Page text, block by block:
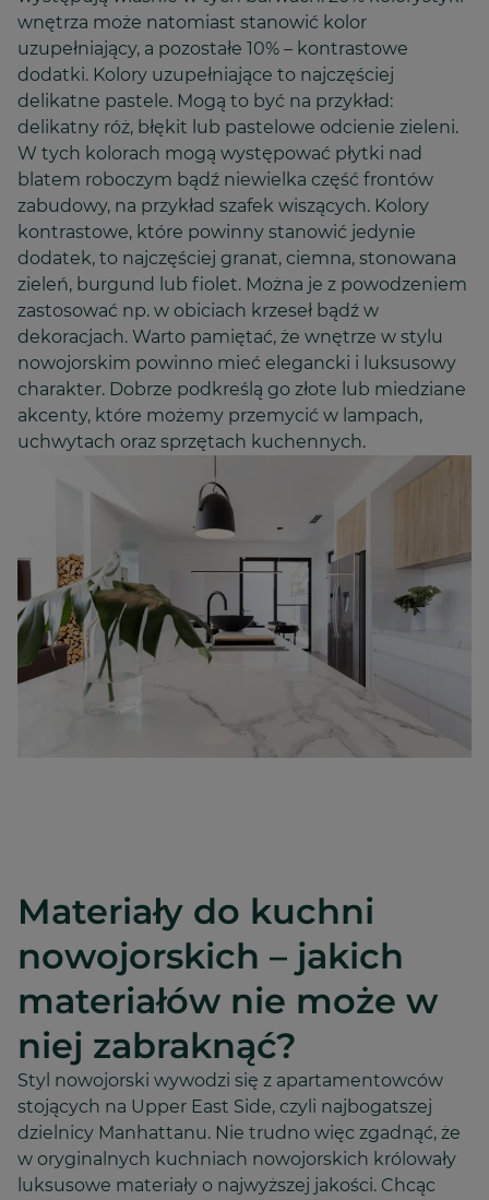
wnętrza może natomiast stanowić kolor
uzupełniający, a pozostałe 10% – kontrastowe
dodatki. Kolory uzupełniające to najczęściej
delikatne pastele. Mogą to być na przykład:
delikatny róż, błękit lub pastelowe odcienie zieleni.
W tych kolorach mogą występować płytki nad
blatem roboczym bądź niewielka część frontów
zabudowy, na przykład szafek wiszących. Kolory
kontrastowe, które powinny stanowić jedynie
dodatek, to najczęściej granat, ciemna, stonowana
zieleń, burgund lub fiolet. Można je z powodzeniem
zastosować np. w obiciach krzeseł bądź w
dekoracjach. Warto pamiętać, że wnętrze w stylu
nowojorskim powinno mieć elegancki i luksusowy
charakter. Dobrze podkreślą go złote lub miedziane
akcenty, które możemy przemycić w lampach,
uchwytach oraz sprzętach kuchennych.
Materiały do kuchni
nowojorskich – jakich
materiałów nie może w
niej zabraknąć?
Styl nowojorski wywodzi się z apartamentowców
stojących na Upper East Side, czyli najbogatszej
dzielnicy Manhattanu. Nie trudno więc zgadnąć, że
w oryginalnych kuchniach nowojorskich królowały
luksusowe materiały o najwyższej jakości. Chcąc